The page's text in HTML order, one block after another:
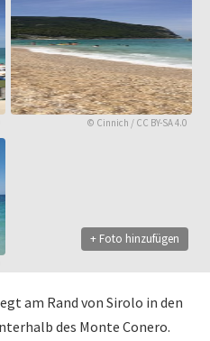
© Cinnich / CC BY-SA 4.0
+ Foto hinzufügen
am Rand von Sirolo in den
des Monte Conero.